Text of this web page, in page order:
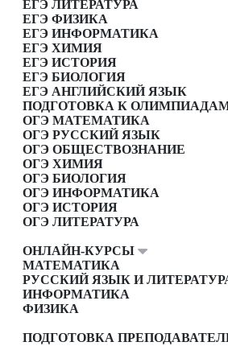
ЕГЭ ЛИТЕРАТУРА
ЕГЭ ФИЗИКА
ЕГЭ ИНФОРМАТИКА
ЕГЭ ХИМИЯ
ЕГЭ ИСТОРИЯ
ЕГЭ БИОЛОГИЯ
ЕГЭ АНГЛИЙСКИЙ ЯЗЫК
ПОДГОТОВКА К
ОГЭ МАТЕМАТИКА
ОГЭ РУССКИЙ ЯЗЫК
ОГЭ ОБЩЕСТВОЗНАНИЕ
ОГЭ ХИМИЯ
ОГЭ БИОЛОГИЯ
ОГЭ ИНФОРМАТИКА
ОГЭ ИСТОРИЯ
ОГЭ ЛИТЕРАТУРА
ОНЛАЙН-КУРСЫ
МАТЕМАТИКА
РУССКИЙ ЯЗЫК И
ИНФОРМАТИКА
ФИЗИКА
ПОДГОТОВКА